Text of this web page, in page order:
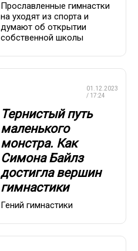
Прославленные гимнастки
на уходят из спорта и
думают об открытии
собственной школы
01.12.2023
/ 17:24
Тернистый путь
маленького
монстра. Как
Симона Байлз
достигла вершин
гимнастики
Гений гимнастики